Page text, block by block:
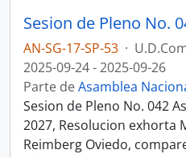
AN-SG-17-SP-53 ·
2025-09-24 - 2025-09-26
Parte deAsamblea
Sesion de Pleno No. 042
2027, Resolucion exhorta
Reimberg Oviedo,